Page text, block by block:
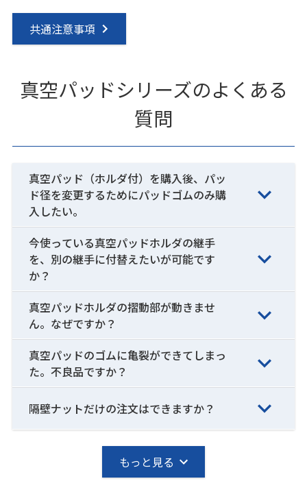
共通注意事項
真空パッドシリーズのよくある
質問
真空パッド（ホルダ付）を購入後、パッ
ド径を変更するためにパッドゴムのみ購
入したい。
今使っている真空パッドホルダの継手
を、別の継手に付替えたいが可能です
か？
真空パッドホルダの摺動部が動きませ
ん。なぜですか？
真空パッドのゴムに亀裂ができてしまっ
た。不良品ですか？
隔壁ナットだけの注文はできますか？
もっと見る